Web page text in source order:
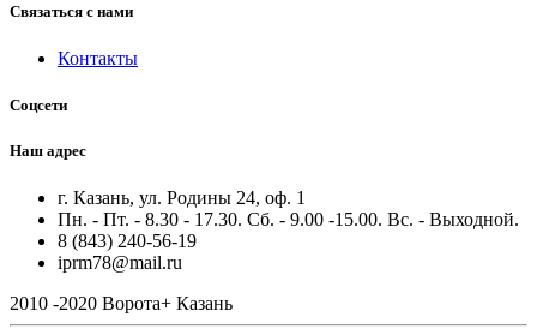
Связаться с нами
Контакты
Соцсети
Наш адрес
г. Казань, ул. Родины 24, оф. 1
Пн. - Пт. - 8.30 - 17.30. Сб. - 9.00 -15.00. Вс. - Выходной.
8 (843) 240-56-19
iprm78@mail.ru
2010 -2020 Ворота+ Казань